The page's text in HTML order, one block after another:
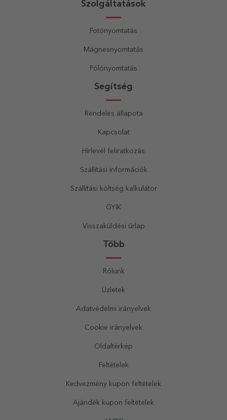
Szolgáltatások
Fotónyomtatás
Mágnesnyomtatás
Pólónyomtatás
Segítség
Rendelés állapota
Kapcsolat
Hírlevél feliratkozás
Szállítási információk
Szállítási költség kalkulátor
GYIK
Visszaküldési űrlap
Több
Rólunk
Üzletek
Adatvédelmi irányelvek
Cookie irányelvek
Oldaltérkép
Feltételek
Kedvezmény kupon feltételek
Ajándék kupon feltételek